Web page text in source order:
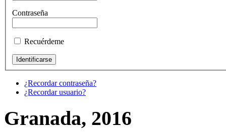
Contraseña
Recuérdeme
¿Recordar contraseña?
¿Recordar usuario?
Granada, 2016